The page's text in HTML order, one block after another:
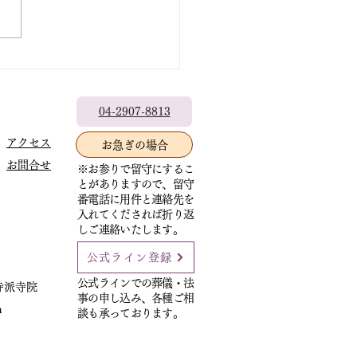
04-2907-8813
お急ぎの場合
アクセス
お問合せ
※お参りで留守にするこ
とがありますので、留守
番電話に用件と連絡先を
入れてくだされば折り返
しご連絡いたします。
公式ライン登録
寺院
公式ラインでの葬儀・法
事の申し込み、各種ご相
談も承っております。